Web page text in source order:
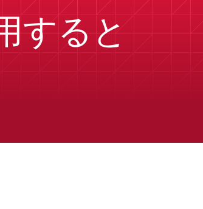
すると